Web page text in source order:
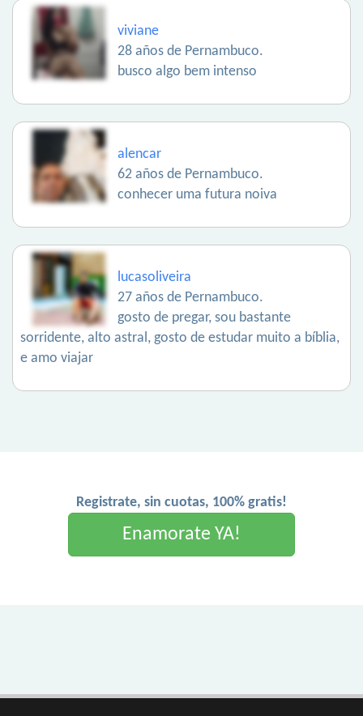
viviane
28 años de Pernambuco.
busco algo bem intenso
alencar
62 años de Pernambuco.
conhecer uma futura noiva
lucasoliveira
27 años de Pernambuco.
gosto de pregar, sou bastante
sorridente, alto astral, gosto de estudar muito a bíblia,
e amo viajar
Registrate, sin cuotas, 100% gratis!
Enamorate YA!